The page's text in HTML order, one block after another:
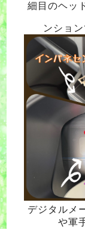
細目のヘッ
ンショ
デジタルメ
や軍